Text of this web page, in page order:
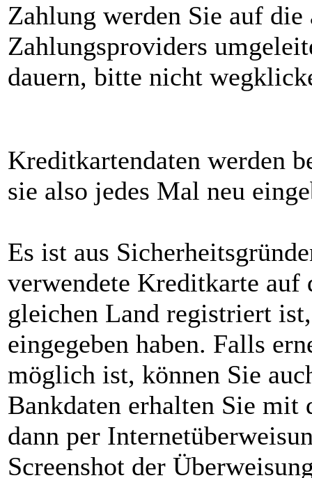
Zahlung werden Sie auf die
Zahlungsproviders
dauern, bitte nicht
Kreditkartendaten werden
sie also jedes Mal neu
Es ist aus
verwendete Kreditkarte auf
gleichen Land registriert
eingegeben haben. Falls
möglich ist, können Sie
Bankdaten erhalten Sie mit
dann per
Screenshot der